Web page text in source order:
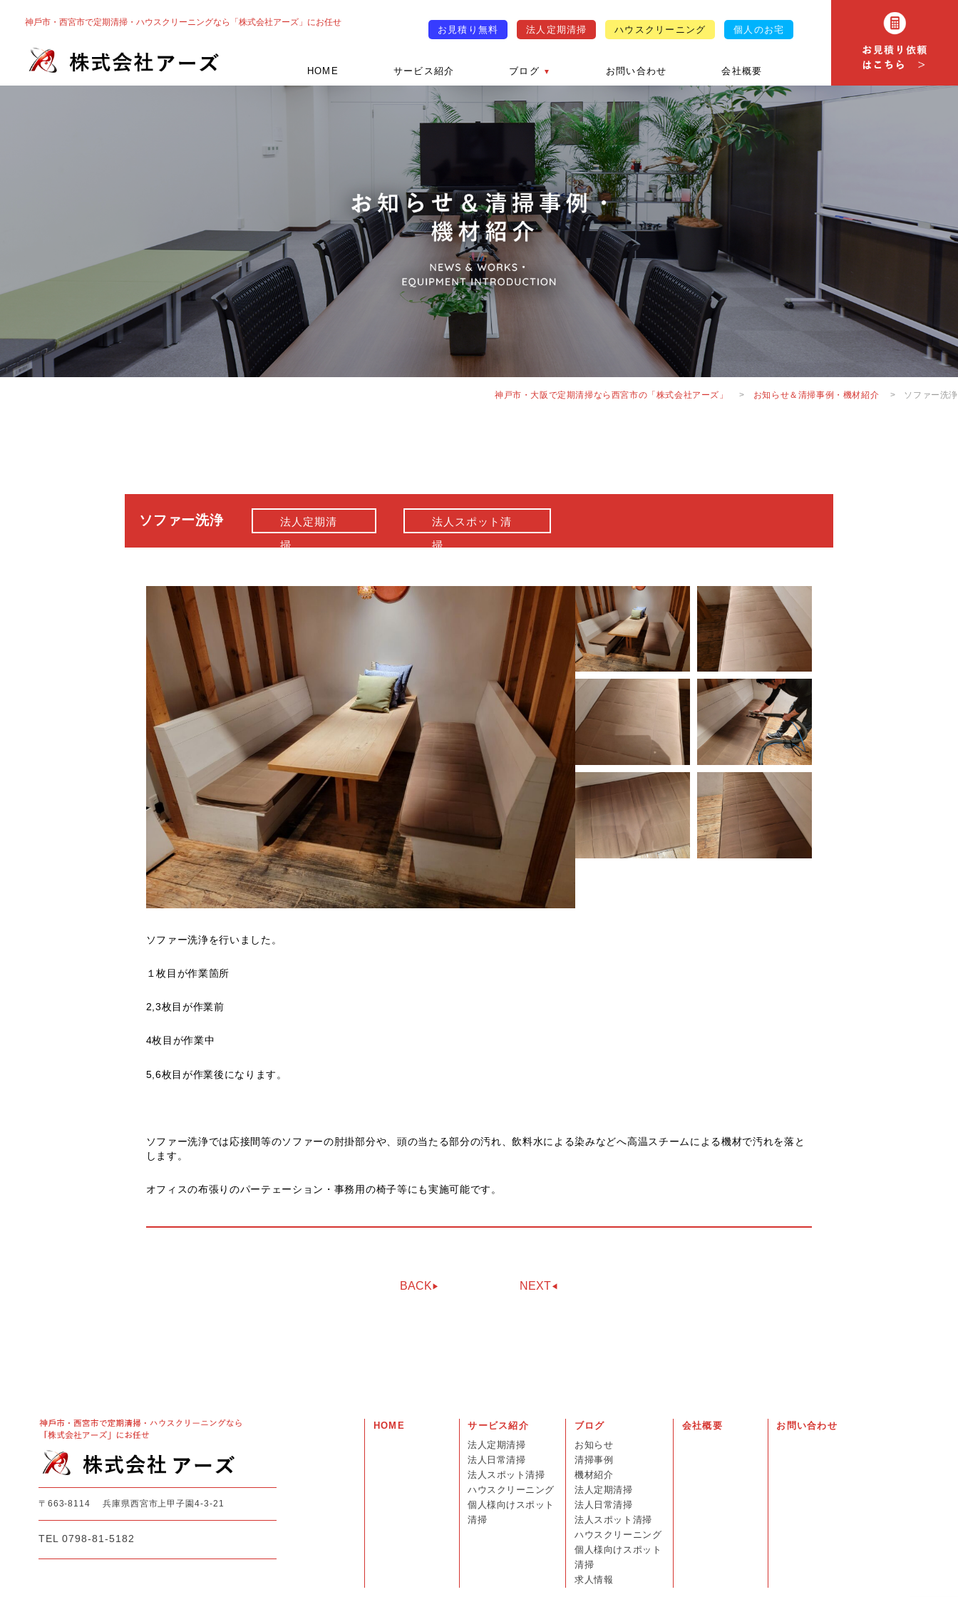
神戶市・⻄宮市で定期清掃・ハウスクリーニングなら「株式会社アーズ」にお任せ
お見積り無料 法人定期清掃 ハウスクリーニング 個人のお宅
HOME サービス紹介 ブログ ▼ お問い合わせ 会社概要
神戸市・大阪で定期清掃なら西宮市の「株式会社アーズ」 > お知らせ＆清掃事例・機材紹介 > ソファー洗浄
ソファー洗浄
法人定期清
掃
法人スポット清
掃
ソファー洗浄を行いました。
１枚目が作業箇所
2,3枚目が作業前
4枚目が作業中
5,6枚目が作業後になります。
ソファー洗浄では応接間等のソファーの肘掛部分や、頭の当たる部分の汚れ、飲料水による染みなどへ高温スチームによる機材で汚れを落と
します。
オフィスの布張りのパーテェーション・事務用の椅子等にも実施可能です。
BACK NEXT
〒663-8114 兵庫県西宮市上甲子園4-3-21
TEL 0798-81-5182
HOME
サービス紹介
法人定期清掃
法人日常清掃
法人スポット清掃
ハウスクリーニング
個人様向けスポット
清掃
ブログ
お知らせ
清掃事例
機材紹介
法人定期清掃
法人日常清掃
法人スポット清掃
ハウスクリーニング
個人様向けスポット
清掃
求人情報
会社概要 お問い合わせ